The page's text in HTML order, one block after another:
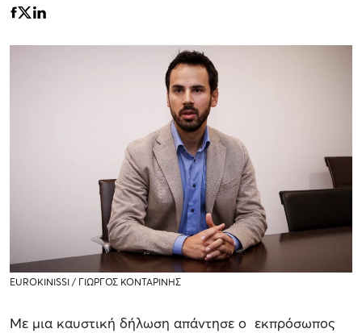
EUROKINISSI / ΓΙΩΡΓΟΣ ΚΟΝΤΑΡΙΝΗΣ
Με μια καυστική δήλωση απάντησε ο εκπρόσωπος